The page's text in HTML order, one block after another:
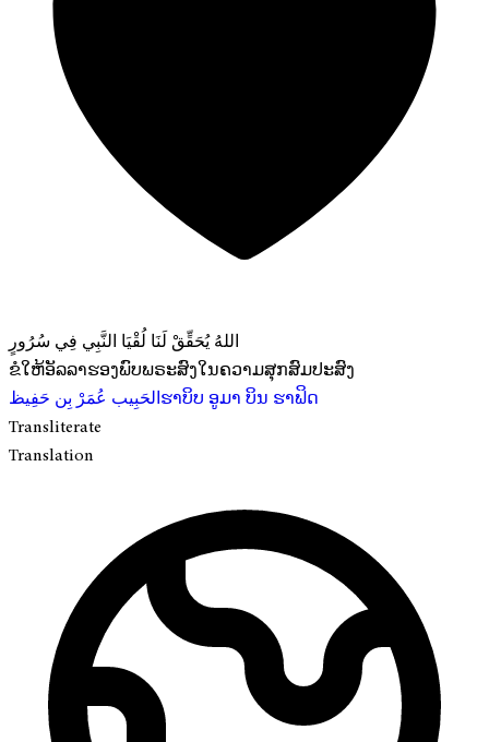
اللهُ يُحَقِّقْ لَنَا لُقْيَا النَّبِي فِي سُرُورٍ
ຂໍໃຫ້ອັລລາຮອງພົບພຣະສົງໃນຄວາມສຸກສົມປະສົງ
الحَبِيب عُمَرْ بِن حَفِيظຮາບິບ ອູມາ ບິນ ຮາຟິດ
Transliterate
Translation